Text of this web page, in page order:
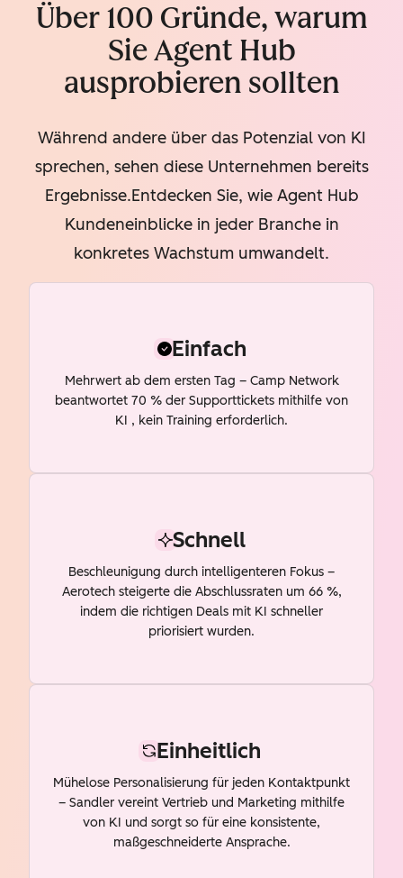
Über 100 Gründe, warum
Sie Agent Hub
ausprobieren sollten
Während andere über das Potenzial von KI
sprechen, sehen diese Unternehmen bereits
Ergebnisse.Entdecken Sie, wie Agent Hub
Kundeneinblicke in jeder Branche in
konkretes Wachstum umwandelt.
Einfach
Mehrwert ab dem ersten Tag – Camp Network
beantwortet 70 % der Supporttickets mithilfe von
KI , kein Training erforderlich.
Schnell
Beschleunigung durch intelligenteren Fokus –
Aerotech steigerte die Abschlussraten um 66 %,
indem die richtigen Deals mit KI schneller
priorisiert wurden.
Einheitlich
Mühelose Personalisierung für jeden Kontaktpunkt
– Sandler vereint Vertrieb und Marketing mithilfe
von KI und sorgt so für eine konsistente,
maßgeschneiderte Ansprache.